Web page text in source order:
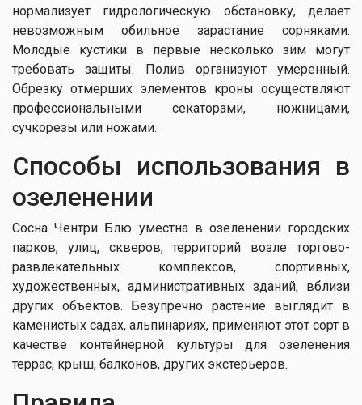
нормализует гидрологическую обстановку, делает
невозможным обильное зарастание сорняками.
Молодые кустики в первые несколько зим могут
требовать защиты. Полив организуют умеренный.
Обрезку отмерших элементов кроны осуществляют
профессиональными секаторами, ножницами,
сучкорезы или ножами.
Способы использования в
озеленении
Сосна Чентри Блю уместна в озеленении городских
парков, улиц, скверов, территорий возле торгово-
развлекательных комплексов, спортивных,
художественных, административных зданий, вблизи
других объектов. Безупречно растение выглядит в
каменистых садах, альпинариях, применяют этот сорт в
качестве контейнерной культуры для озеленения
террас, крыш, балконов, других экстерьеров.